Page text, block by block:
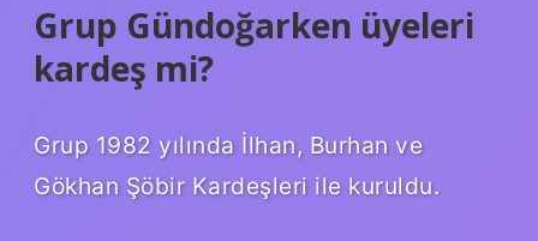
Grup Gündoğarken üyeleri
kardeş mi?
Grup 1982 yılında İlhan, Burhan ve
Gökhan Şöbir Kardeşleri ile kuruldu.